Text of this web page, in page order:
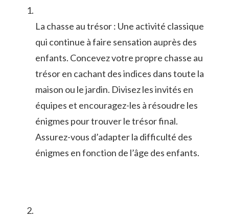
La chasse au trésor :‌ Une activité classique
qui⁣ continue à faire ‍sensation‍ auprès des
enfants. ⁤Concevez votre ⁢propre chasse ⁤au
trésor en ‌cachant des indices⁣ dans toute ⁣la⁣
maison‍ ou le jardin. Divisez⁤ les invités en
équipes et encouragez-les ​à résoudre les
énigmes ⁤pour⁣ trouver‌ le trésor final.
Assurez-vous⁤ d’adapter la ‌difficulté des
énigmes en fonction de⁢ l’âge des⁢ enfants.